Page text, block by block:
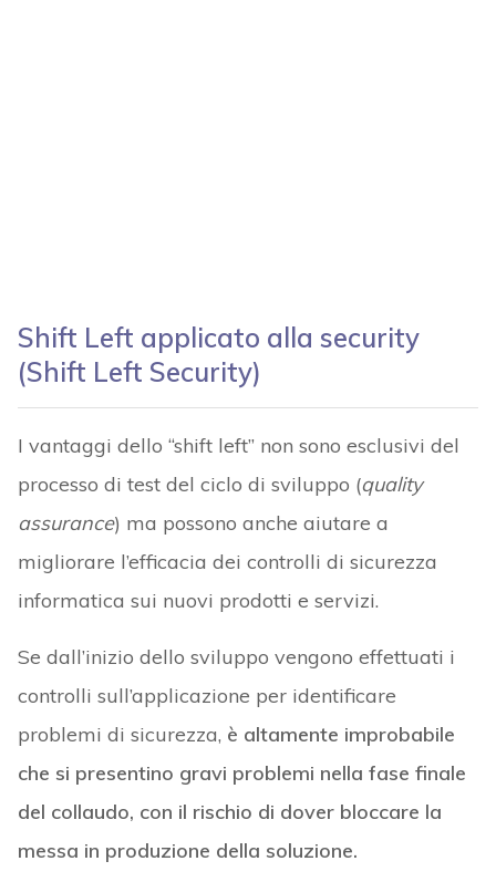
Shift Left applicato alla security
(Shift Left Security)
I vantaggi dello “shift left” non sono esclusivi del
processo di test del ciclo di sviluppo (quality
assurance) ma possono anche aiutare a
migliorare l’efficacia dei controlli di sicurezza
informatica sui nuovi prodotti e servizi.
Se dall’inizio dello sviluppo vengono effettuati i
controlli sull’applicazione per identificare
problemi di sicurezza, è altamente improbabile
che si presentino gravi problemi nella fase finale
del collaudo, con il rischio di dover bloccare la
messa in produzione della soluzione.